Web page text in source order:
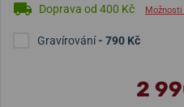
Doprava od 400 Kč Možnosti
Gravírování- 790 Kč
2